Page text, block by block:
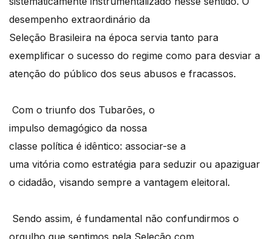
desempenho extraordinário da
Seleção Brasileira na época servia tanto para
exemplificar o sucesso do regime como para desviar a
atenção do público dos seus abusos e fracassos.
Com o triunfo dos Tubarões, o
impulso demagógico da nossa
classe política é idêntico: associar-se a
uma vitória como estratégia para seduzir ou apaziguar
o cidadão, visando sempre a vantagem eleitoral.
Sendo assim, é fundamental não confundirmos o
orgulho que sentimos pela Seleção com